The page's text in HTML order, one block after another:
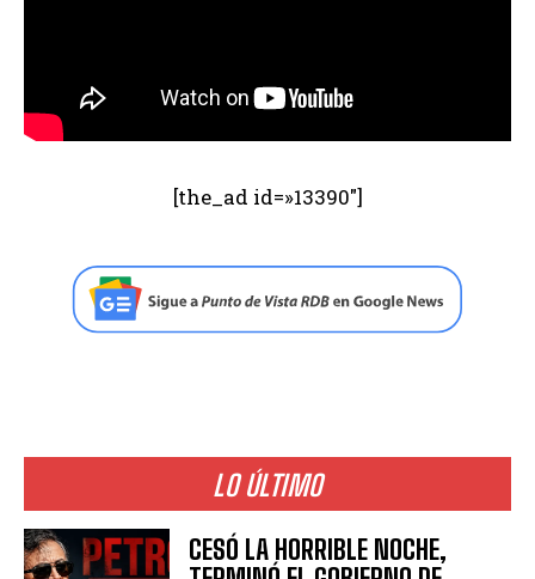
[the_ad id=»13390″]
LO ÚLTIMO
CESÓ LA HORRIBLE NOCHE,